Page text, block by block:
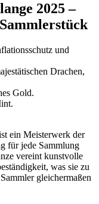
2025 –
und
Drachen,
Gold.
ein Meisterwerk der
für jede Sammlung
vereint kunstvolle
was sie zu
gleichermaßen